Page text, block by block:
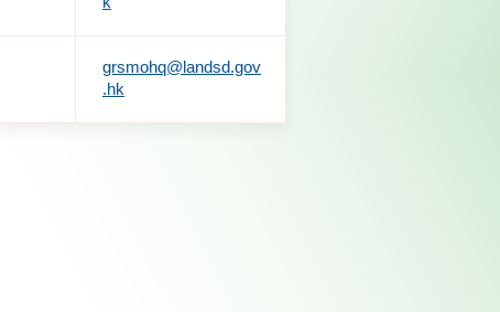
grsmohq@landsd.gov
.hk